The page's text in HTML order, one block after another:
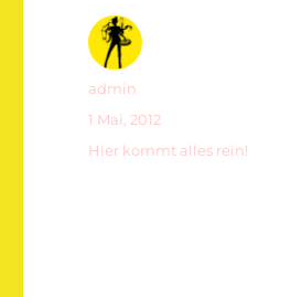
Autor
admin
Veröffentlicht
am
1 Mai, 2012
Kategorien
Hier kommt alles rein!